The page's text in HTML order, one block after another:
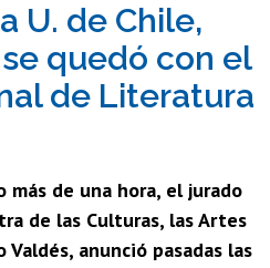
os
os
U. de Chile,
quedó con el
de Literatura
de una hora, el jurado
de las Culturas, las Artes
anunció pasadas las